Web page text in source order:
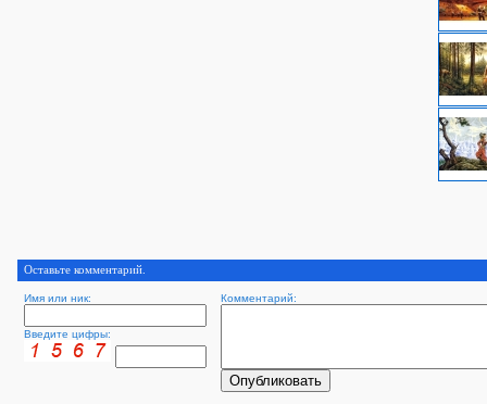
Оставьте комментарий.
Имя или ник: Комментарий:
Введите цифры: